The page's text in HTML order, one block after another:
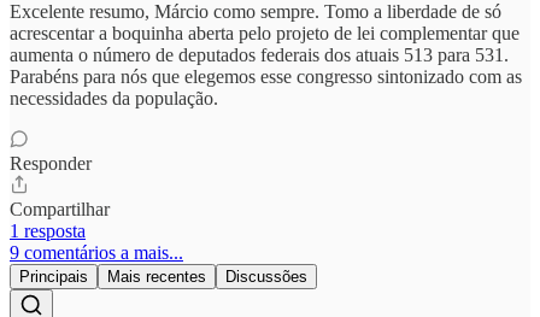
Excelente resumo, Márcio como sempre. Tomo a liberdade de só
acrescentar a boquinha aberta pelo projeto de lei complementar que
aumenta o número de deputados federais dos atuais 513 para 531.
Parabéns para nós que elegemos esse congresso sintonizado com as
necessidades da população.
Responder
Compartilhar
1 resposta
9 comentários a mais...
Principais Mais recentes Discussões